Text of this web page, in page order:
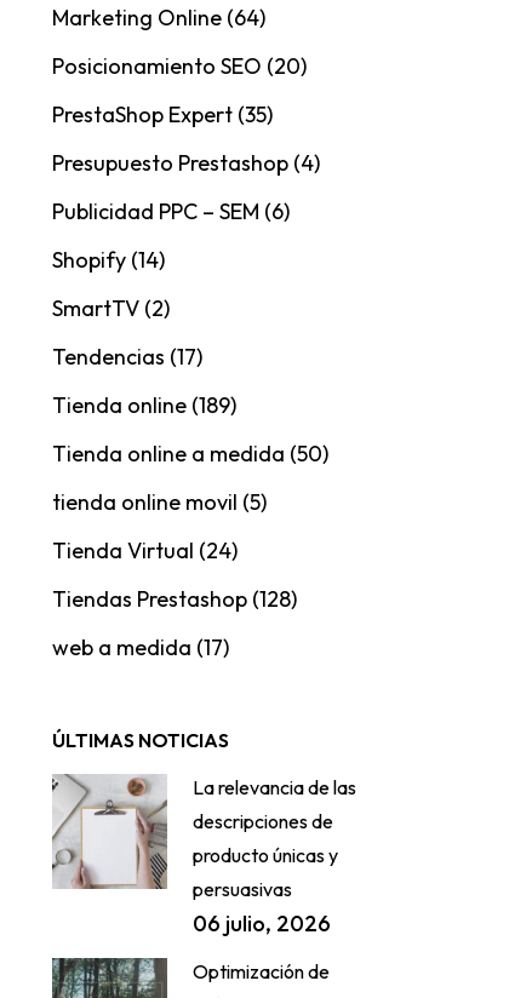
Marketing Online (64)
Posicionamiento SEO (20)
PrestaShop Expert (35)
Presupuesto Prestashop (4)
Publicidad PPC – SEM (6)
Shopify (14)
SmartTV (2)
Tendencias (17)
Tienda online (189)
Tienda online a medida (50)
tienda online movil (5)
Tienda Virtual (24)
Tiendas Prestashop (128)
web a medida (17)
ÚLTIMAS NOTICIAS
La relevancia de las
descripciones de
producto únicas y
persuasivas
06 julio, 2026
Optimización de